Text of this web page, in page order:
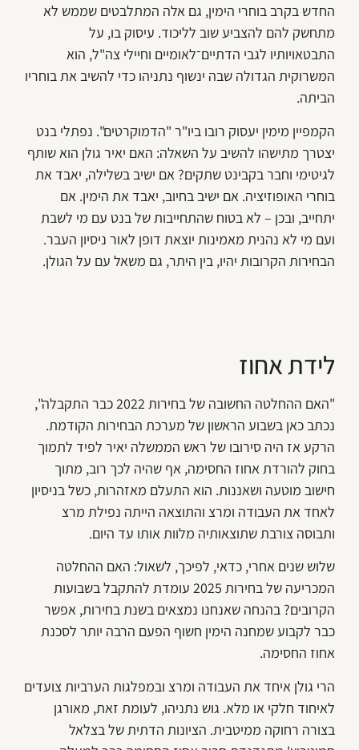
החדש בקרב בוחרי הימין, גם אלה המתלבטים שממש לא
מתחשק להם להצביע שוב לליכוד. עיסוק בו, על
התבטאויותיו לגבי הדתיים־לאומיים וחיילי צה"ל, הוא
המשרוקית הגדולה שבה ינשוף נתניהו כדי להשיב את בוחריו
הביתה.
הקמפיין מימין יעסוק רובו ביו"ר "הדמוקרטים". נפתלי בנט
יצטרך מתישהו להשיב על השאלה: האם יאיר גולן הוא שותף
לגיטימי וחבר בקבינט שתקים? אם ישיב בשלילה, יאבד את
בוחרי האופוזיציה. אם ישיב בחיוב, יאבד את הימין. אם
יתחייב, ובכן – לא בטוח שהתחייבות של בנט עם מי לשבת
ועם מי לא נהנית מאמינות יוצאת דופן לאור ניסיון העבר.
הבחירות הקרובות יהיו, בין היתר, גם משאל עם על הגולן.
לידת אחוז
"האם ההחלטה החשובה של בחירות 2022 כבר התקבלה",
נכתב כאן בשבוע הראשון של מערכת הבחירות הקודמת.
הרקע אז היה סירובו של ראש הממשלה יאיר לפיד לתמוך
בחוק להורדת אחוז החסימה, אף שהיה לכך רוב, מתוך
חישוב מוטעה ושאננות. הוא התעלם מאזהרות, כשל בניסיון
לאחד את העבודה ומרצ והתוצאה הייתה נפילת מרצ
ותבוסה צורבת שתוצאותיה מלוות אותו עד היום.
שלוש שנים אחרי, כדאי, לפיכך, לשאול: האם ההחלטה
המכריעה של בחירות 2025 עומדת להתקבל בשבועות
הקרובים? בהנחה שאנחנו נמצאים בשנת בחירות, אפשר
כבר לקבוע שמחנה הימין חשוף הפעם הרבה יותר לסכנת
אחוז החסימה.
הרי גולן איחד את העבודה ומרצ ובמפלגות הערביות צועדים
לאיחוד חלקי או מלא. גוש נתניהו, לעומת זאת, מאורגן
בצורה רחוקה ממיטבית. הציונות הדתית של בצלאל